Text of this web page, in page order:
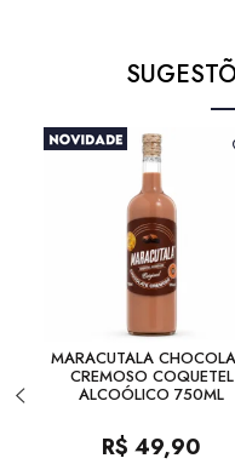
MARACUTALA
CREMOSO COQUETEL
ALCOÓLICO 750ML
R$ 49,90